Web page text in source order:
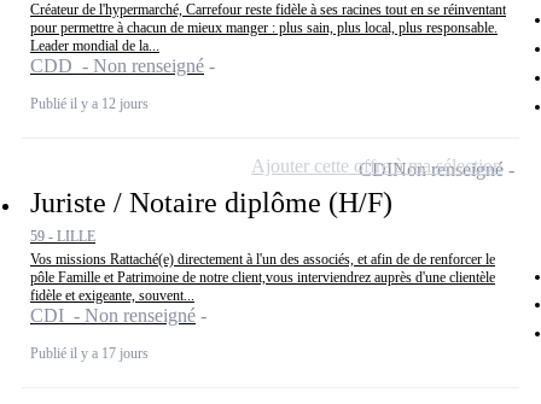
Créateur de l'hypermarché, Carrefour reste fidèle à ses racines tout en se réinventant
pour permettre à chacun de mieux manger : plus sain, plus local, plus responsable.
Leader mondial de la...
CDD - Non renseigné
Publié il y a 12 jours
Juriste / Notaire diplôme (H/F)
59 - LILLE
Vos missions Rattaché(e) directement à l'un des associés, et afin de de renforcer le
pôle Famille et Patrimoine de notre client,vous interviendrez auprès d'une clientèle
fidèle et exigeante, souvent...
CDI - Non renseigné
Publié il y a 17 jours
CDINon renseigné
Ajouter cette offre à ma sélection